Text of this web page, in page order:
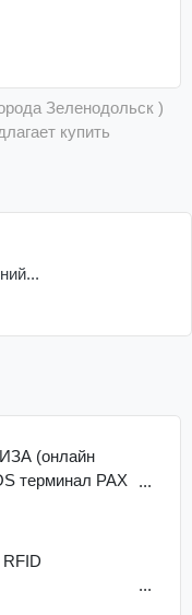
Зеленодольск )
купить
(онлайн
терминал PAX